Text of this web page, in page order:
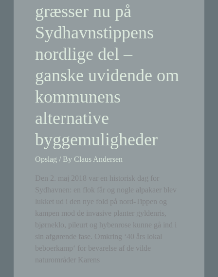
græsser nu på
Sydhavnstippens
nordlige del –
ganske uvidende om
kommunens
alternative
byggemuligheder
Opslag / ByClaus Andersen
Den 2. maj 2018 var en historisk dag for
Sydhavnen: en flok får og nogle alpakaer blev
lukket ud i den nye fold på nord-Tippen og
kampen mod de invasive planter gyldenris,
bjørneklo, pileurt og hybenrose kunne gå ind i
sin afgørende fase. Omkring ‘40 års lokal
beboerkamp‘ for bevarelse af de vilde
naturområder Karens